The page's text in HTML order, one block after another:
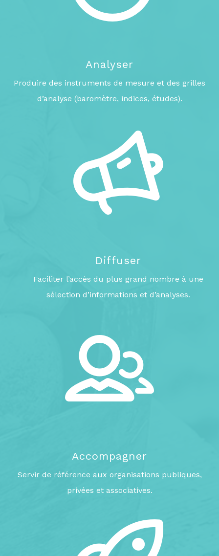
Analyser
Produire des instruments de mesure et des grilles
d’analyse (baromètre, indices, études).
Diffuser
Faciliter l’accès du plus grand nombre à une
sélection d’informations et d’analyses.
Accompagner
Servir de référence aux organisations publiques,
privées et associatives.